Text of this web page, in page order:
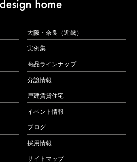
大阪・奈良（近畿）
実例集
商品ラインナップ
分譲情報
戸建賃貸住宅
イベント情報
ブログ
採用情報
サイトマップ